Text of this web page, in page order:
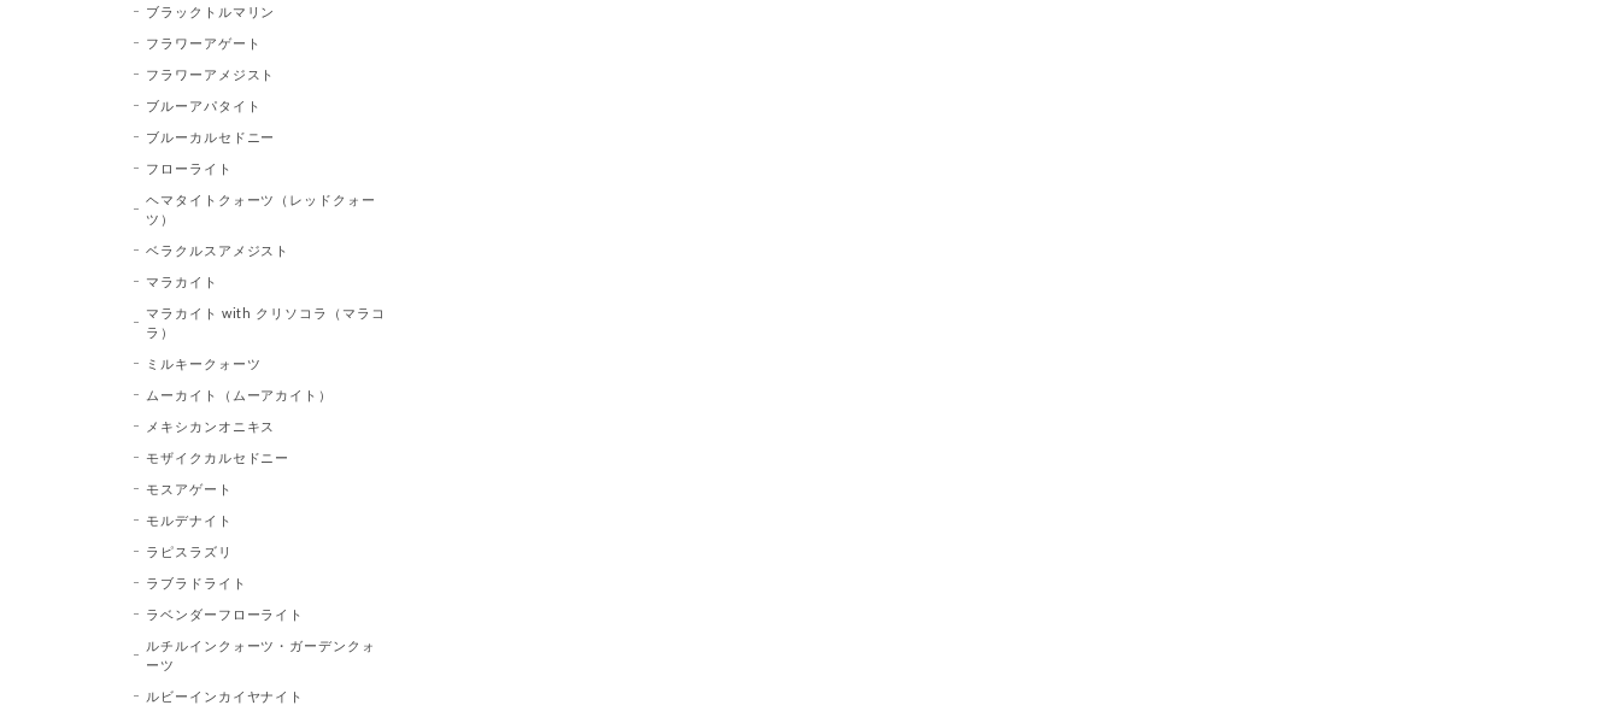
ブラックトルマリン
フラワーアゲート
フラワーアメジスト
ブルーアパタイト
ブルーカルセドニー
フローライト
ヘマタイトクォーツ（レッドクォー
ツ）
ベラクルスアメジスト
マラカイト
マラカイト with クリソコラ（マラコ
ラ）
ミルキークォーツ
ムーカイト（ムーアカイト）
メキシカンオニキス
モザイクカルセドニー
モスアゲート
モルデナイト
ラピスラズリ
ラブラドライト
ラベンダーフローライト
ルチルインクォーツ・ガーデンクォ
ーツ
ルビーインカイヤナイト